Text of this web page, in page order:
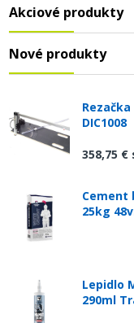
Akciové produkty
Nové produkty
DIC1008
358,75 €
Cement
25kg
Lepidlo
290ml